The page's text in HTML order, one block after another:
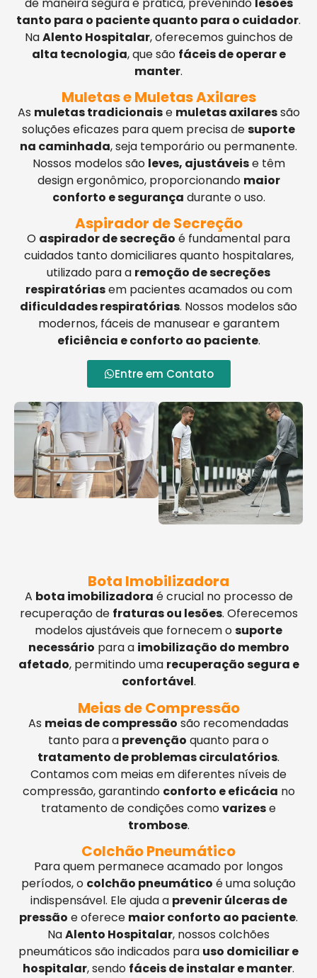
tanto para o paciente quanto para o cuidador.
NaAlento Hospitalar, oferecemos guinchos de
alta tecnologia, que são fáceis de operar e
manter.
Muletas e Muletas Axilares
As muletas tradicionaise muletas axilaressão
soluções eficazes para quem precisa desuporte
na caminhada, seja temporário ou permanente.
Nossos modelos são leves, ajustáveise têm
design ergonômico, proporcionando maior
conforto e segurança durante o uso.
Aspirador de Secreção
O aspirador de secreção é fundamental para
cuidados tanto domiciliares quanto hospitalares,
utilizado para a remoção de secreções
respiratóriasem pacientes acamados ou com
dificuldades respiratórias. Nossos modelos são
modernos, fáceis de manusear e garantem
eficiência e conforto ao paciente.
Entre em Contato
Bota Imobilizadora
A bota imobilizadora é crucial no processo de
recuperação de fraturas ou lesões. Oferecemos
modelos ajustáveis que fornecem osuporte
necessário para a imobilização do membro
afetado, permitindo uma recuperação segura e
confortável.
Meias de Compressão
As meias de compressão são recomendadas
tanto para a prevenção quanto para o
tratamento de problemas circulatórios.
Contamos com meias em diferentes níveis de
compressão, garantindo conforto e eficácia no
tratamento de condições comovarizese
trombose.
Colchão Pneumático
Para quem permanece acamado por longos
períodos, o colchão pneumático é uma solução
indispensável. Ele ajuda a prevenir úlceras de
pressão e oferece maior conforto ao paciente.
NaAlento Hospitalar, nossos colchões
pneumáticos são indicados para uso domiciliar e
hospitalar, sendo fáceis de instalar e manter.